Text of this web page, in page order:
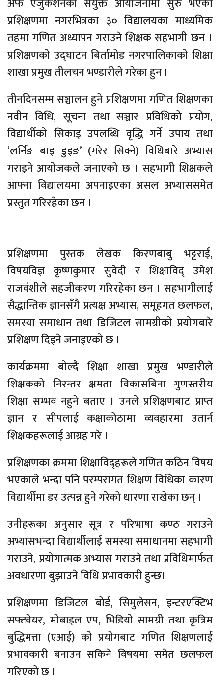
अफ एजुकेशनको संयुक्त आयोजनामा सुरु भएको
प्रशिक्षणमा नगरभित्रका ३० विद्यालयका माध्यमिक
तहमा गणित अध्यापन गराउने शिक्षक सहभागी छन ।
प्रशिक्षणको उद्घाटन बिर्तामोड नगरपालिकाको शिक्षा
शाखा प्रमुख तीलचन भण्डारीले गरेका हुन ।
तीनदिनसम्म सञ्चालन हुने प्रशिक्षणमा गणित शिक्षणका
नवीन विधि, सूचना तथा सञ्चार प्रविधिको प्रयोग,
विद्यार्थीको सिकाइ उपलब्धि वृद्धि गर्ने उपाय तथा
‘लर्निङ बाइ डुइङ’ (गरेर सिक्ने) विधिबारे अभ्यास
गराइने आयोजकले जनाएको छ । सहभागी शिक्षकले
आफ्ना विद्यालयमा अपनाइएका असल अभ्याससमेत
प्रस्तुत गरिरहेका छन ।
प्रशिक्षणमा पुस्तक लेखक किरणबाबु भट्टराई,
विषयविज्ञ कृष्णकुमार सुवेदी र शिक्षाविद् उमेश
राजवंशीले सहजीकरण गरिरहेका छन । सहभागीलाई
सैद्धान्तिक ज्ञानसँगै प्रत्यक्ष अभ्यास, समूहगत छलफल,
समस्या समाधान तथा डिजिटल सामग्रीको प्रयोगबारे
प्रशिक्षण दिइने जनाइएको छ ।
कार्यक्रममा बोल्दै शिक्षा शाखा प्रमुख भण्डारीले
शिक्षकको निरन्तर क्षमता विकासबिना गुणस्तरीय
शिक्षा सम्भव नहुने बताए । उनले प्रशिक्षणबाट प्राप्त
ज्ञान र सीपलाई कक्षाकोठामा व्यवहारमा उतार्न
शिक्षकहरूलाई आग्रह गरे ।
प्रशिक्षणका क्रममा शिक्षाविद्हरूले गणित कठिन विषय
भएकाले भन्दा पनि परम्परागत शिक्षण विधिका कारण
विद्यार्थीमा डर उत्पन्न हुने गरेको धारणा राखेका छन् ।
उनीहरूका अनुसार सूत्र र परिभाषा कण्ठ गराउने
अभ्यासभन्दा विद्यार्थीलाई समस्या समाधानमा सहभागी
गराउने, प्रयोगात्मक अभ्यास गराउने तथा प्रविधिमार्फत
अवधारणा बुझाउने विधि प्रभावकारी हुन्छ।
प्रशिक्षणमा डिजिटल बोर्ड, सिमुलेसन, इन्टरएक्टिभ
सफ्टवेयर, मोबाइल एप, भिडियो सामग्री तथा कृत्रिम
बुद्धिमत्ता (एआई) को प्रयोगबाट गणित शिक्षणलाई
प्रभावकारी बनाउन सकिने विषयमा समेत छलफल
गरिएको छ ।